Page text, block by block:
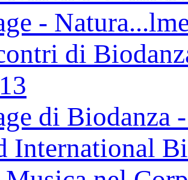
-
di
di Biodanza
International